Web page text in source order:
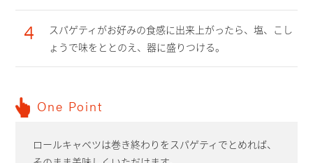
4
スパゲティがお好みの食感に出来上がったら、塩、こし
ょうで味をととのえ、器に盛りつける。
One Point
ロールキャベツは巻き終わりをスパゲティでとめれば、